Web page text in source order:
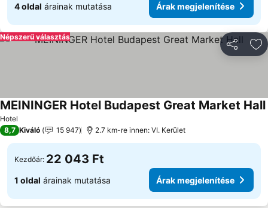
4 oldal árainak mutatása Árak megjelenítése
Népszerű választás
Hotel
MEININGER Hotel Budapest Great Market Hall
8,7 Kiváló 15 947 2.7 km-re innen: VI. Kerület
Kezdőár: 22 043 Ft
1 oldal árainak mutatása Árak megjelenítése